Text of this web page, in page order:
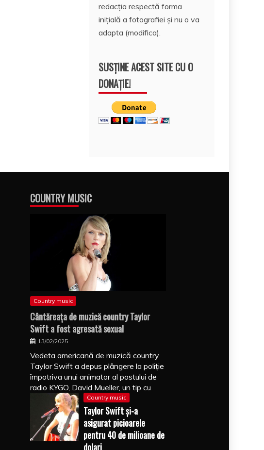
redacția respectă forma
inițială a fotografiei și nu o va
adapta (modifica).
SUSȚINE ACEST SITE CU O
DONAȚIE!
COUNTRY MUSIC
Country music
Cântăreaţa de muzică country Taylor
Swift a fost agresată sexual
13/02/2025
Vedeta americană de muzică country
Taylor Swift a depus plângere la poliţie
împotriva unui animator al postului de
radio KYGO, David Mueller, un tip cu
Country music
Taylor Swift şi-a
asigurat picioarele
pentru 40 de milioane de
dolari